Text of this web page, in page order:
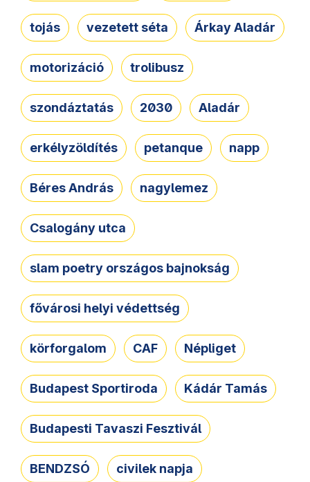
tojás vezetett séta Árkay Aladár
motorizáció trolibusz
szondáztatás 2030 Aladár
erkélyzöldítés petanque napp
Béres András nagylemez
Csalogány utca
slam poetry országos bajnokság
fővárosi helyi védettség
körforgalom CAF Népliget
Budapest Sportiroda Kádár Tamás
Budapesti Tavaszi Fesztivál
BENDZSÓ civilek napja